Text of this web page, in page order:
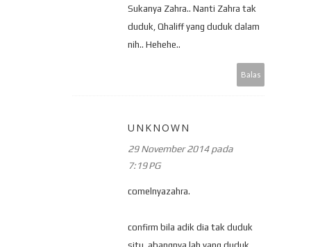
Sukanya Zahra.. Nanti Zahra tak
duduk, Qhaliff yang duduk dalam
nih.. Hehehe..
Balas
UNKNOWN
29 November 2014 pada
7:19 PG
comelnyazahra.
confirm bila adik dia tak duduk